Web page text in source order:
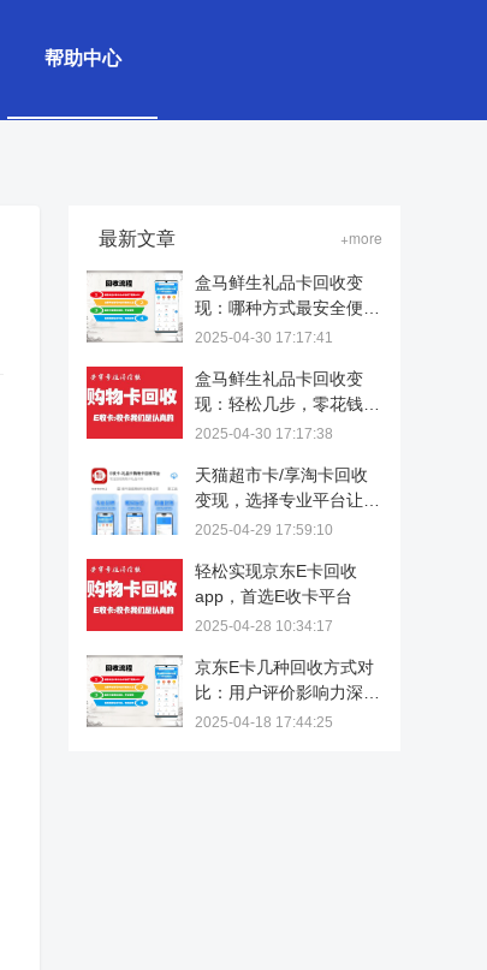
帮助中心
最新文章 +more
盒马鲜生礼品卡回收变
现：哪种方式最安全便
捷？
2025-04-30 17:17:41
盒马鲜生礼品卡回收变
现：轻松几步，零花钱到
手！
2025-04-30 17:17:38
天猫超市卡/享淘卡回收
变现，选择专业平台让价
值重生
2025-04-29 17:59:10
轻松实现京东E卡回收
app，首选E收卡平台
2025-04-28 10:34:17
京东E卡几种回收方式对
比：用户评价影响力深度
解析
2025-04-18 17:44:25